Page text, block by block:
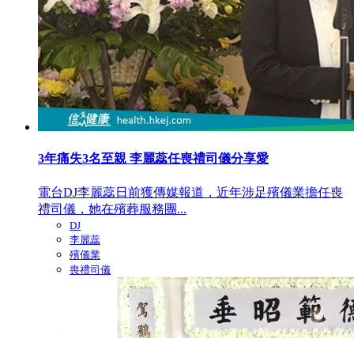
3年痛失3名至親 李麗蕊任喪禮司儀分享愛
電台DJ李麗蕊日前獲傳媒報道，近年涉足殯儀業擔任喪
禮司儀，她在殯葬服務團...
DJ
李麗蕊
殯儀業
喪禮司儀